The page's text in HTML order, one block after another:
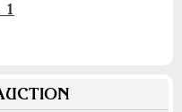
1